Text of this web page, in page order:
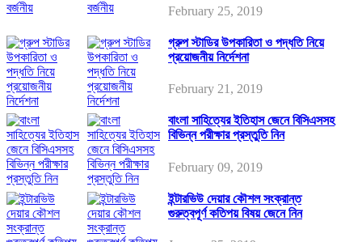
February 25, 2019
গ্রুপ স্টাডির উপকারিতা ও পদ্ধতি নিয়ে
প্রয়োজনীয় নির্দেশনা
February 21, 2019
বাংলা সাহিত্যের ইতিহাস জেনে বিসিএসসহ
বিভিন্ন পরীক্ষার প্রস্তুতি নিন
February 09, 2019
ইন্টারভিউ দেয়ার কৌশল সংক্রান্ত
গুরুত্বপূর্ণ কতিপয় বিষয় জেনে নিন